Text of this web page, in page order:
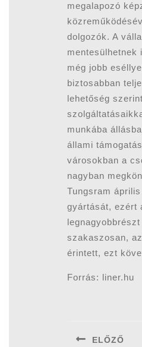
megalapozó
dolgozók. A
mentesülhetnek
még jobb
biztosabban
lehetőség
munkába
állami
városokban a
nagyban
Tungsram
gyártását, ezért
szakaszosan,
érintett, ezt
Forrás: liner.hu
navigáció
ELŐZŐ